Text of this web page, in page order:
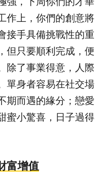
作上，你們的創意將
接手具備挑戰性的重
但只要順利完成，便
除了事業得意，人際
單身者容易在社交場
期而遇的緣分；戀愛
蜜小驚喜，日子過得
富增值